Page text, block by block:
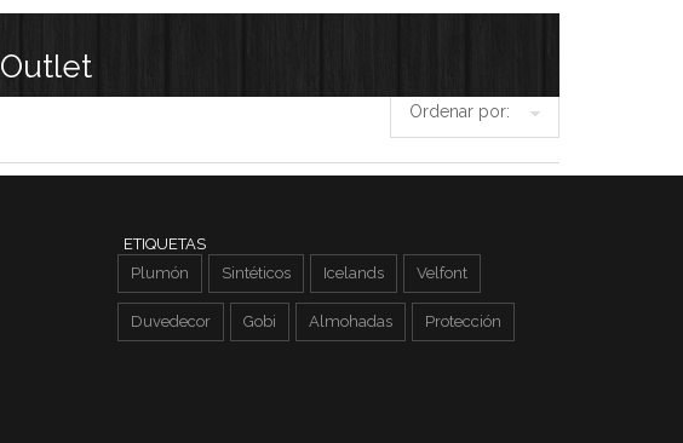
Outlet
ETIQUETAS
Plumón
Sintéticos Icelands Velfont
Duvedecor Gobi Almohadas Protección